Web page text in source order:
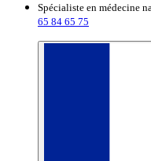
Spécialiste en médecine
65 84 65 75